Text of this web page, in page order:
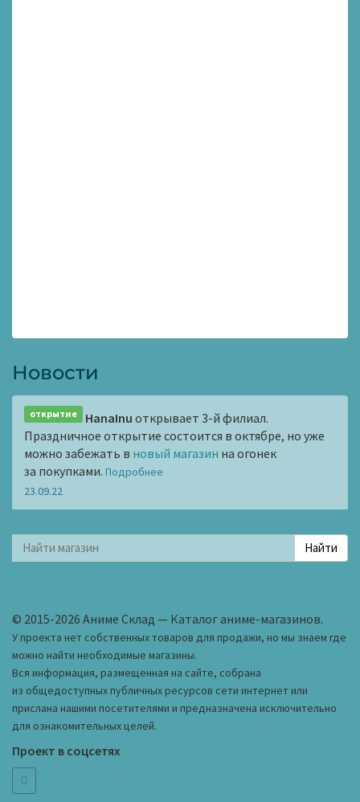
Новости
открытие HanaInu открывает 3-й филиал.
Праздничное открытие состоится в октябре, но уже
можно забежать в новый магазин на огонек
за покупками. Подробнее
23.09.22
© 2015-2026 Аниме Склад — Каталог аниме-магазинов.
У проекта нет собственных товаров для продажи, но мы знаем где
можно найти необходимые магазины.
Вся информация, размещенная на сайте, собрана
из общедоступных публичных ресурсов сети интернет или
прислана нашими посетителями и предназначена исключительно
для ознакомительных целей.
Проект в соцсетях